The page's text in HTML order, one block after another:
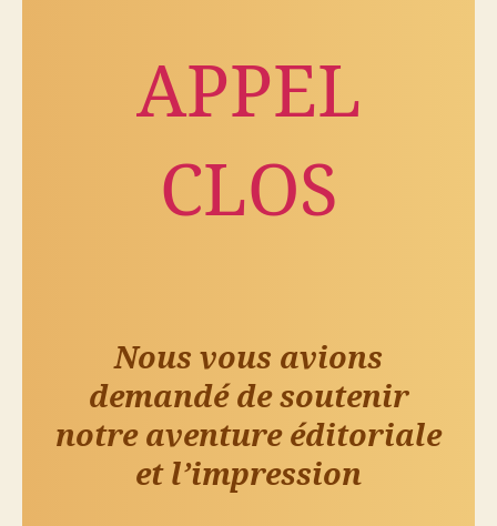
APPEL
CLOS
Nous vous avions
demandé de soutenir
notre aventure éditoriale
et l’impression